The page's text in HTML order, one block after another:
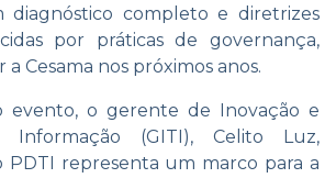
diagnóstico completo e diretrizes
por práticas de governança,
Cesama nos próximos anos.
evento, o gerente de Inovação e
Informação (GITI), Celito Luz,
PDTI representa um marco para a